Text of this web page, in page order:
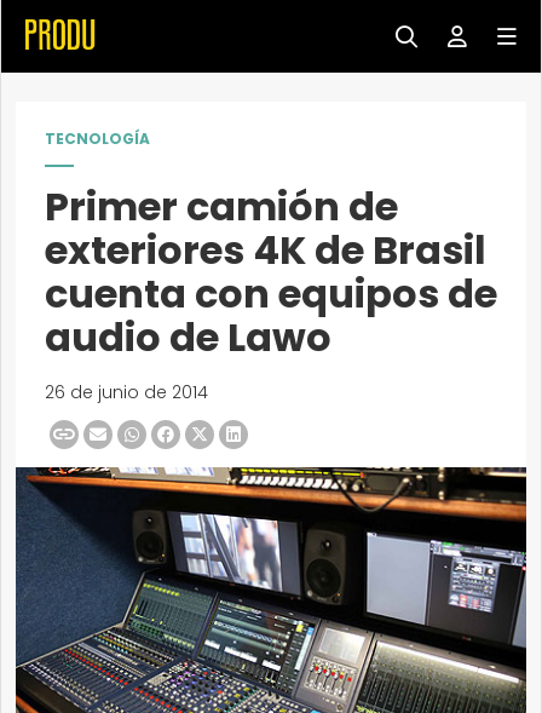
TECNOLOGÍA
Primer camión de
exteriores 4K de Brasil
cuenta con equipos de
audio de Lawo
26 de junio de 2014